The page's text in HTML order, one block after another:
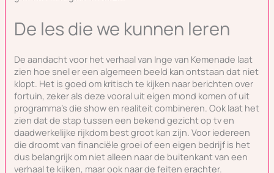
De les die we kunnen leren
De aandacht voor het verhaal van Inge van Kemenade laat
zien hoe snel er een algemeen beeld kan ontstaan dat niet
klopt. Het is goed om kritisch te kijken naar berichten over
fortuin, zeker als deze vooral uit eigen mond komen of uit
programma’s die show en realiteit combineren. Ook laat het
zien dat de stap tussen een bekend gezicht op tv en
daadwerkelijke rijkdom best groot kan zijn. Voor iedereen
die droomt van financiële groei of een eigen bedrijf is het
dus belangrijk om niet alleen naar de buitenkant van een
verhaal te kijken, maar ook naar de feiten erachter.